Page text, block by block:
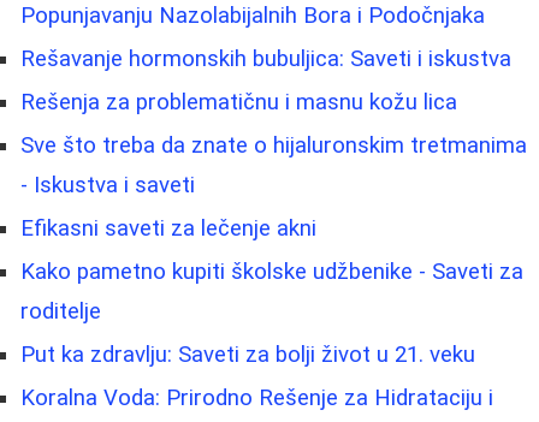
Popunjavanju Nazolabijalnih Bora i Podočnjaka
Rešavanje hormonskih bubuljica: Saveti i iskustva
Rešenja za problematičnu i masnu kožu lica
Sve što treba da znate o hijaluronskim tretmanima
- Iskustva i saveti
Efikasni saveti za lečenje akni
Kako pametno kupiti školske udžbenike - Saveti za
roditelje
Put ka zdravlju: Saveti za bolji život u 21. veku
Koralna Voda: Prirodno Rešenje za Hidrataciju i